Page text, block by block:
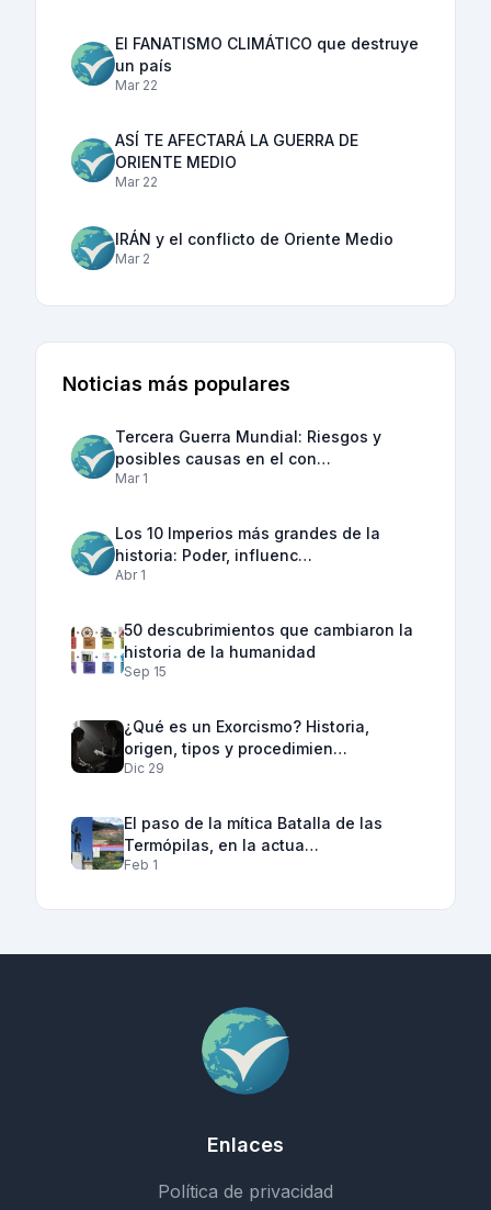
El FANATISMO CLIMÁTICO que destruye
un país
Mar 22
ASÍ TE AFECTARÁ LA GUERRA DE
ORIENTE MEDIO
Mar 22
IRÁN y el conflicto de Oriente Medio
Mar 2
Noticias más populares
Tercera Guerra Mundial: Riesgos y
posibles causas en el con…
Mar 1
Los 10 Imperios más grandes de la
historia: Poder, influenc…
Abr 1
50 descubrimientos que cambiaron la
historia de la humanidad
Sep 15
¿Qué es un Exorcismo? Historia,
origen, tipos y procedimien…
Dic 29
El paso de la mítica Batalla de las
Termópilas, en la actua…
Feb 1
Enlaces
Política de privacidad